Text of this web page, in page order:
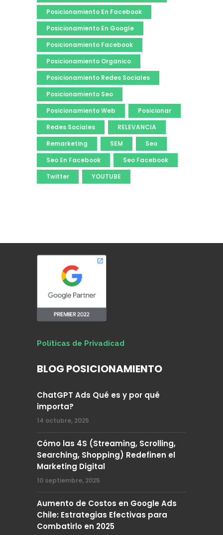
Posicionamiento En Facebook
Posicionamiento En Google
Posicionamiento Facebook
Posicionamiento Organico
Posicionamiento Redes Sociales
Posicionamiento Seo
Posicionamiento Web
Posicionar
Redes Sociales
RELEVANCIA
Remarketing
SEM
Seo
Seo En Facebook
Seo Facebook
Twitter
YOUTUBE
Políticas de Privadicad
BLOG POSICIONAMIENTO
ChatGPT Ads Qué es y por qué
importa?
14 octubre, 2025
Cómo las 4S (Streaming, Scrolling,
Searching, Shopping) Redefinen el
Marketing Digital
10 septiembre, 2025
Aumento de Costos en Google Ads
Chile: Estrategias Efectivas para
Combatirlo en 2025